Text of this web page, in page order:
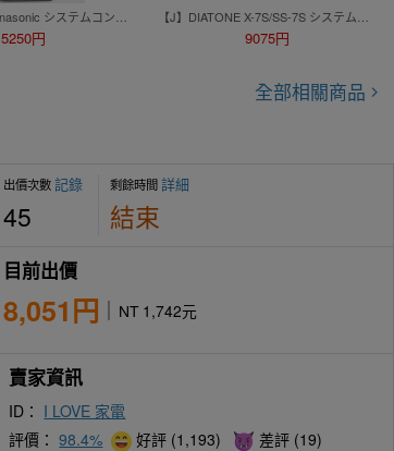
5250円 9075円
全部相關商品
出價次數記錄
45
剩餘時間詳細
結束
目前出價
8,051円 NT 1,742元
賣家資訊
ID： I LOVE 家電
評價：98.4% 好評 (1,193) 差評 (19)